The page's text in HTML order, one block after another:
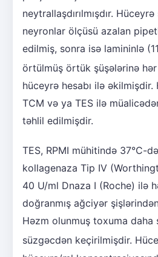
neytrallaşdırılmışdır.
neyronlar ölçüsü azalan
edilmiş, sonra isə lamininlə
örtülmüş örtük şüşələrinə hər
hüceyrə hesabı ilə əkilmişdir.
TCM və ya TES ilə
təhlil edilmişdir.
TES, RPMI mühitində 37°C-
kollagenaza Tip IV
40 U/ml Dnaza I (Roche) ilə
doğranmış ağciyər şişlərindən
Həzm olunmuş toxuma
süzgəcdən keçirilmişdir.